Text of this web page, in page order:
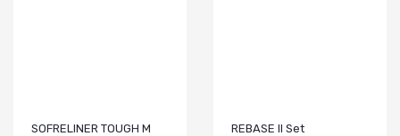
SOFRELINER TOUGH M REBASE ll Set